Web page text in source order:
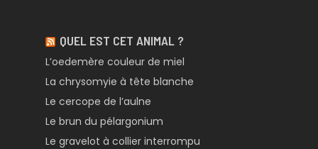
QUEL EST CET ANIMAL ?
L’oedemère couleur de miel
La chrysomyie à tête blanche
Le cercope de l’aulne
Le brun du pélargonium
Le gravelot à collier interrompu